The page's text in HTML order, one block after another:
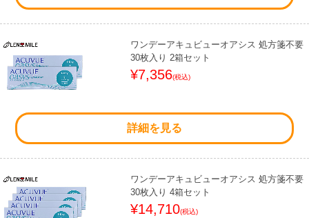
ワンデーアキュビューオアシス 処方箋不要
30枚入り 2箱セット
¥7,356(税込)
詳細を見る
ワンデーアキュビューオアシス 処方箋不要
30枚入り 4箱セット
¥14,710(税込)